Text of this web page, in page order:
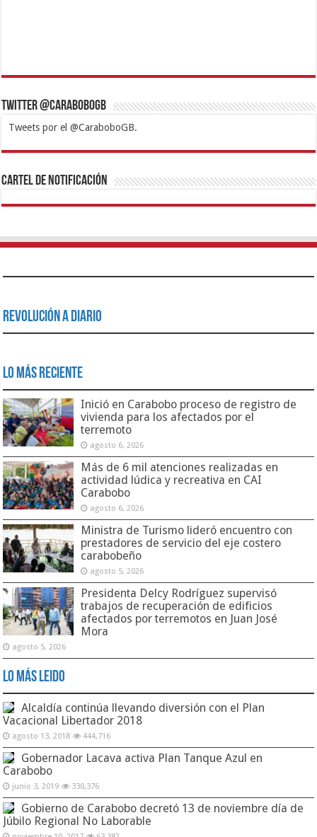
Twitter @CaraboboGB
Tweets por el @CaraboboGB.
1xbetBetturkeyBetistKralbetSupertotobetTipobetMatadorbetMariobet
https://mvbcasino.com/
Cartel de Notificación
Revolución a Diario
Lo Más Reciente
Inició en Carabobo proceso de registro de
vivienda para los afectados por el
terremoto
agosto 6, 2026
Más de 6 mil atenciones realizadas en
actividad lúdica y recreativa en CAI
Carabobo
agosto 6, 2026
Ministra de Turismo lideró encuentro con
prestadores de servicio del eje costero
carabobeño
agosto 5, 2026
Presidenta Delcy Rodríguez supervisó
trabajos de recuperación de edificios
afectados por terremotos en Juan José
Mora
agosto 5, 2026
Lo Más Leido
Alcaldía continúa llevando diversión con el Plan
Vacacional Libertador 2018
agosto 13, 2018 444,716
Gobernador Lacava activa Plan Tanque Azul en
Carabobo
junio 3, 2019 330,376
Gobierno de Carabobo decretó 13 de noviembre día de
Júbilo Regional No Laborable